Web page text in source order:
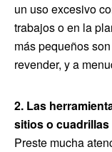
un uso excesivo
trabajos o en la
más pequeños
revender, y a
2. Las
sitios o cuadrillas
Preste mucha